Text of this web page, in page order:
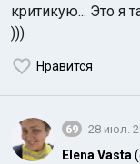
критикую... Это я
)))
Нравится
69 28 июл.
Elena Vasta